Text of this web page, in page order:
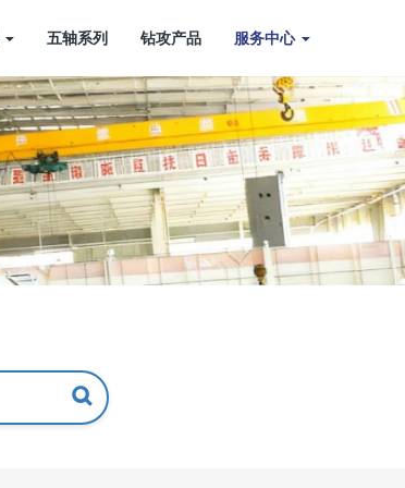
五轴系列 钻攻产品 服务中心